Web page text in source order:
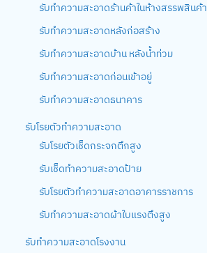
รับทำความสะอาดร้านค้าในห้างสรรพสินค้า
รับทำความสะอาดหลังก่อสร้าง
รับทำความสะอาดบ้าน หลังน้ำท่วม
รับทำความสะอาดก่อนเข้าอยู่
รับทำความสะอาดธนาคาร
รับโรยตัวทำความสะอาด
รับโรยตัวเช็ดกระจกตึกสูง
รับเช็ดทำความสะอาดป้าย
รับโรยตัวทำความสะอาดอาคารราชการ
รับทำความสะอาดผ้าใบแรงตึงสูง
รับทำความสะอาดโรงงาน